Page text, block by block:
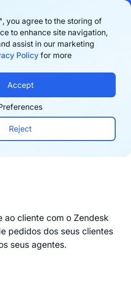
, you agree to the storing of
to enhance site navigation,
assist in our marketing
Policy for more
Reject
Accept
uma demonstração
ao cliente com o Zendesk
pedidos dos seus clientes
seus agentes.